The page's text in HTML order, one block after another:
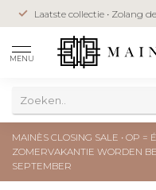
Laatste collectie • Zolang
MENU
MAINÈS CLOSING SALE • OP =
ZOMERVAKANTIE WORDEN
SEPTEMBER